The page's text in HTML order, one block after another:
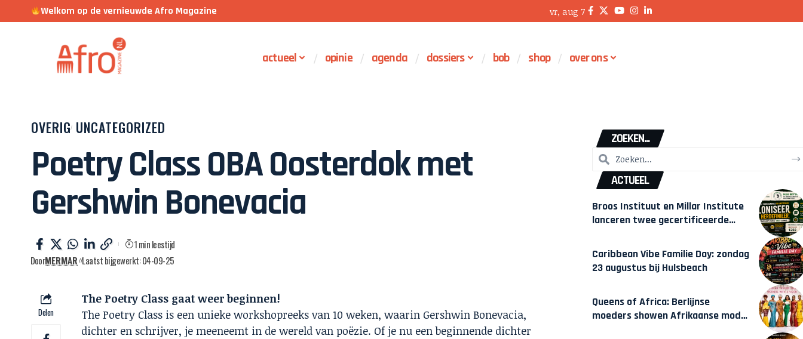
Welkom op de vernieuwde Afro Magazine vr, aug 7
actueel opinie agenda dossiers bob shop over ons
OVERIG UNCATEGORIZED
Poetry Class OBA Oosterdok met
Gershwin Bonevacia
DoorMERMAR Laatst bijgewerkt: 04-09-25
1 min leestijd
Delen
The Poetry Class gaat weer beginnen!
The Poetry Class is een unieke workshopreeks van 10 weken, waarin Gershwin Bonevacia,
dichter en schrijver, je meeneemt in de wereld van poëzie. Of je nu een beginnende dichter
ZOEKEN...
ACTUEEL
Broos Instituut en Millar Institute
lanceren twee gecertificeerde
Amsterdam
Caribbean Vibe Familie Day: zondag
23 augustus bij Hulsbeach
Queens of Africa: Berlijnse
moeders showen Afrikaanse mode